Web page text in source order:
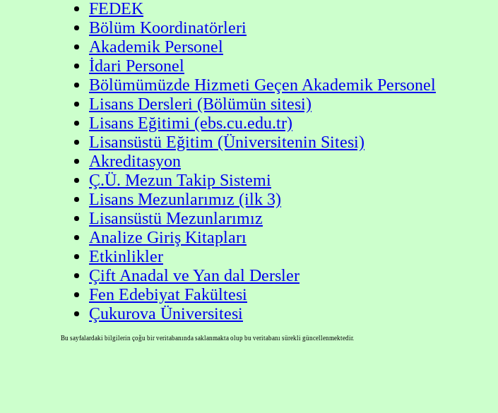
FEDEK
Bölüm Koordinatörleri
Akademik Personel
İdari Personel
Bölümümüzde Hizmeti Geçen Akademik Personel
Lisans Dersleri (Bölümün sitesi)
Lisans Eğitimi (ebs.cu.edu.tr)
Lisansüstü Eğitim (Üniversitenin Sitesi)
Akreditasyon
Ç.Ü. Mezun Takip Sistemi
Lisans Mezunlarımız (ilk 3)
Lisansüstü Mezunlarımız
Analize Giriş Kitapları
Etkinlikler
Çift Anadal ve Yan dal Dersler
Fen Edebiyat Fakültesi
Çukurova Üniversitesi
Bu sayfalardaki bilgilerin çoğu bir veritabanında saklanmakta olup bu veritabanı sürekli güncellenmektedir.